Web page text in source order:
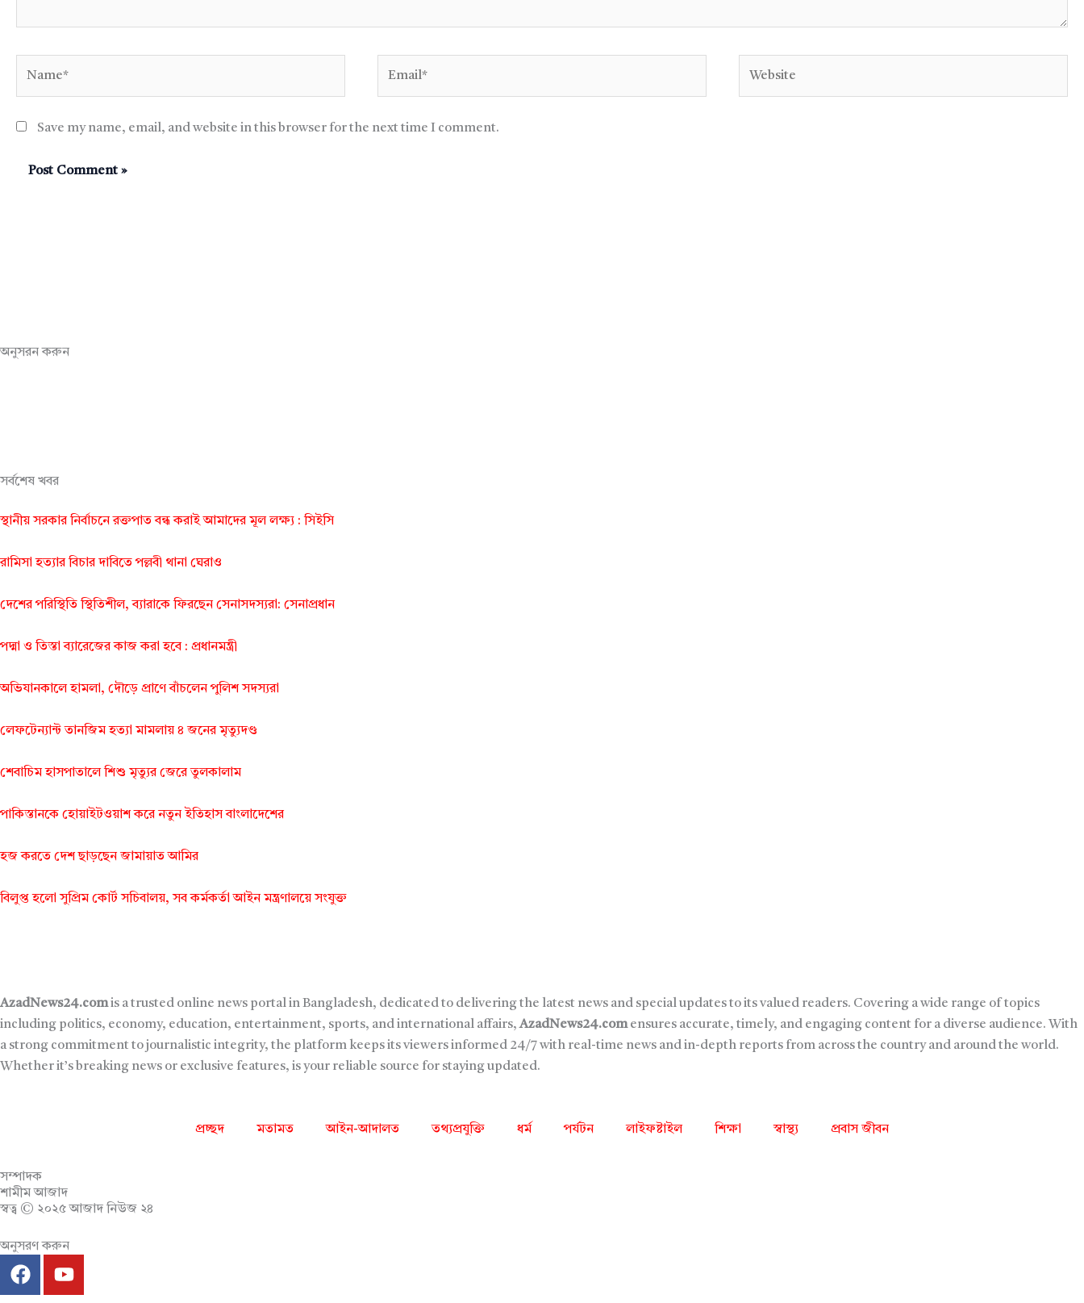
Save my name, email, and website in this browser for the next time I comment.
অনুসরন করুন
সর্বশেষ খবর
স্থানীয় সরকার নির্বাচনে রক্তপাত বন্ধ করাই আমাদের মূল লক্ষ্য : সিইসি
রামিসা হত্যার বিচার দাবিতে পল্লবী থানা ঘেরাও
দেশের পরিস্থিতি স্থিতিশীল, ব্যারাকে ফিরছেন সেনাসদস্যরা: সেনাপ্রধান
পদ্মা ও তিস্তা ব্যারেজের কাজ করা হবে : প্রধানমন্ত্রী
অভিযানকালে হামলা, দৌড়ে প্রাণে বাঁচলেন পুলিশ সদস্যরা
লেফটেন্যান্ট তানজিম হত্যা মামলায় ৪ জনের মৃত্যুদণ্ড
শেবাচিম হাসপাতালে শিশু মৃত্যুর জেরে তুলকালাম
পাকিস্তানকে হোয়াইটওয়াশ করে নতুন ইতিহাস বাংলাদেশের
হজ করতে দেশ ছাড়ছেন জামায়াত আমির
বিলুপ্ত হলো সুপ্রিম কোর্ট সচিবালয়, সব কর্মকর্তা আইন মন্ত্রণালয়ে সংযুক্ত
AzadNews24.comis a trusted online news portal in Bangladesh, dedicated to delivering the latest news and special updates to its valued readers. Covering a wide range of topics
including politics, economy, education, entertainment, sports, and international affairs,AzadNews24.comensures accurate, timely, and engaging content for a diverse audience. With
a strong commitment to journalistic integrity, the platform keeps its viewers informed 24/7 with real-time news and in-depth reports from across the country and around the world.
Whether it’s breaking news or exclusive features, is your reliable source for staying updated.
প্রচ্ছদ মতামত আইন-আদালত তথ্যপ্রযুক্তি ধর্ম পর্যটন লাইফষ্টাইল শিক্ষা স্বাস্থ্য প্রবাস জীবন
সম্পাদক
শামীম আজাদ
স্বত্ব © ২০২৫ আজাদ নিউজ ২৪
অনুসরণ করুন
F
a
Y
o